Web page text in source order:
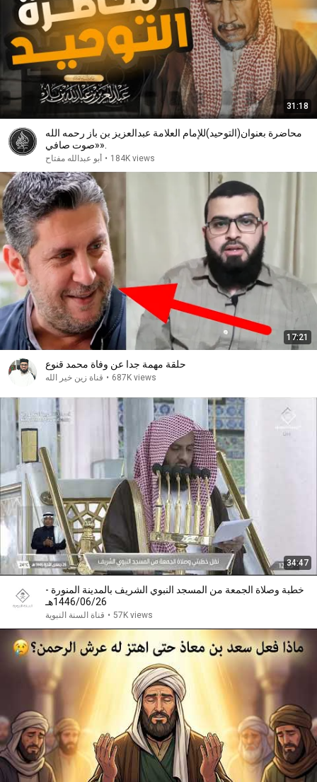
31:18
محاضرة بعنوان(التوحيد)للإمام العلامة عبدالعزيز بن باز رحمه الله
«صوت صافي».
أبو عبدالله مفتاح • 184K views
17:21
حلقة مهمة جدا عن وفاة محمد قنوع
قناة زين خير الله • 687K views
34:47
خطبة وصلاة الجمعة من المسجد النبوي الشريف بالمدينة المنورة -
1446/06/26هـ
قناة السنة النبوية • 57K views